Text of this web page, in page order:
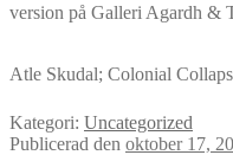
version på Galleri Agardh &
Atle Skudal; Colonial
Kategori: Uncategorized
Publicerad den oktober 17,